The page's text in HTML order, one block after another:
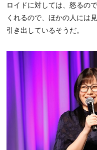
ロイドに対しては、怒るの
くれるので、ほかの人には
引き出しているそうだ。